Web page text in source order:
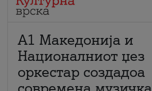
А1 Македонија и
Националниот џез
оркестар создадоа